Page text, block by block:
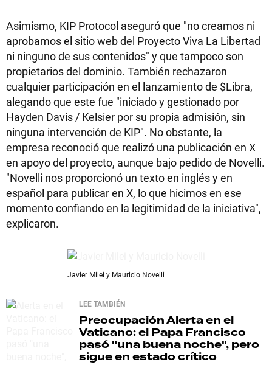
Asimismo, KIP Protocol aseguró que "no creamos ni
aprobamos el sitio web del Proyecto Viva La Libertad
ni ninguno de sus contenidos" y que tampoco son
propietarios del dominio. También rechazaron
cualquier participación en el lanzamiento de $Libra,
alegando que este fue "iniciado y gestionado por
Hayden Davis / Kelsier por su propia admisión, sin
ninguna intervención de KIP". No obstante, la
empresa reconoció que realizó una publicación en X
en apoyo del proyecto, aunque bajo pedido de Novelli.
"Novelli nos proporcionó un texto en inglés y en
español para publicar en X, lo que hicimos en ese
momento confiando en la legitimidad de la iniciativa",
explicaron.
Javier Milei y Mauricio Novelli
LEE TAMBIÉN
PreocupaciónAlerta en el
Vaticano: el Papa Francisco
pasó "una buena noche", pero
sigue en estado crítico